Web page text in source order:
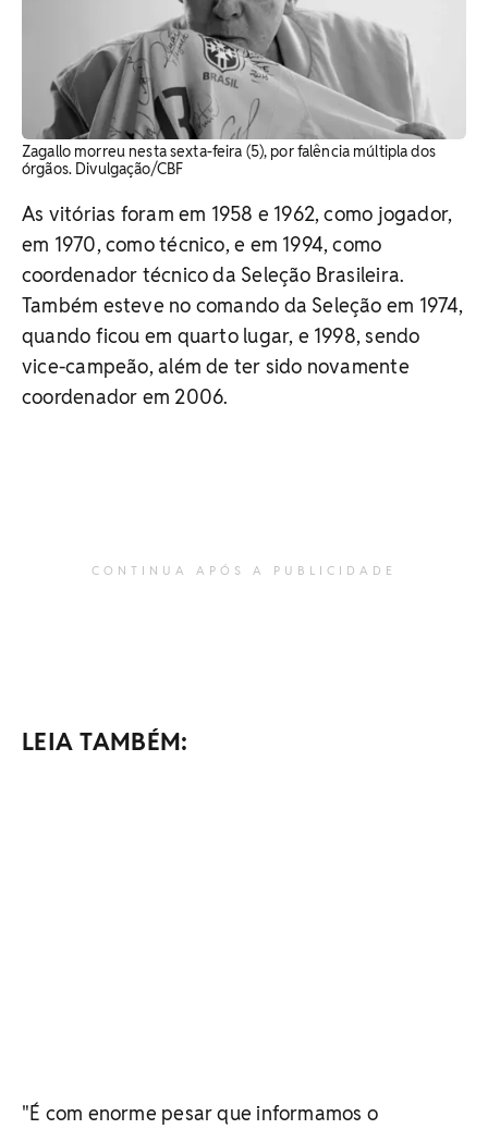
Zagallo morreu nesta sexta-feira (5), por falência múltipla dos
órgãos. Divulgação/CBF
As vitórias foram em 1958 e 1962, como jogador,
em 1970, como técnico, e em 1994, como
coordenador técnico da Seleção Brasileira.
Também esteve no comando da Seleção em 1974,
quando ficou em quarto lugar, e 1998, sendo
vice-campeão, além de ter sido novamente
coordenador em 2006.
CONTINUA APÓS A PUBLICIDADE
LEIA TAMBÉM:
"É com enorme pesar que informamos o